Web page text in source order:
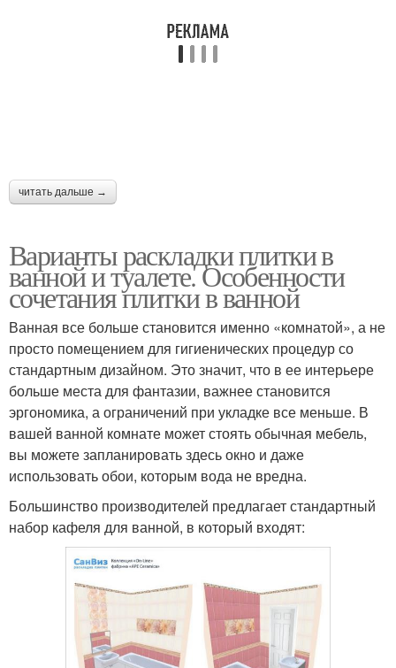
читать дальше →
Варианты раскладки плитки в
ванной и туалете. Особенности
сочетания плитки в ванной
Ванная все больше становится именно «комнатой», а не
просто помещением для гигиенических процедур со
стандартным дизайном. Это значит, что в ее интерьере
больше места для фантазии, важнее становится
эргономика, а ограничений при укладке все меньше. В
вашей ванной комнате может стоять обычная мебель,
вы можете запланировать здесь окно и даже
использовать обои, которым вода не вредна.
Большинство производителей предлагает стандартный
набор кафеля для ванной, в который входят: